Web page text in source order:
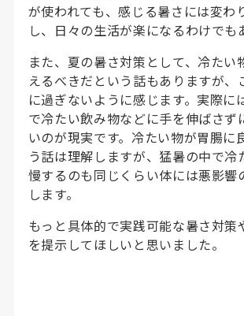
が使われても、感じる暑さには変わ
し、日々の生活が楽になるわけでも
また、夏の暑さ対策として、冷たい
えるべきだという話もありますが、
に過ぎないように感じます。実際に
で冷たい飲み物などに手を伸ばさず
いのが現実です。冷たい物が胃腸に
う話は理解しますが、猛暑の中で冷
慢するのも同じくらい体には悪影響
します。
もっと具体的で実践可能な暑さ対策
を提示してほしいと思いました。